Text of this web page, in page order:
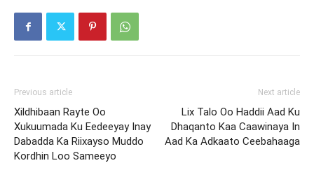
Previous article
Xildhibaan Rayte Oo
Xukuumada Ku Eedeeyay Inay
Dabadda Ka Riixayso Muddo
Kordhin Loo Sameeyo
Next article
Lix Talo Oo Haddii Aad Ku
Dhaqanto Kaa Caawinaya In
Aad Ka Adkaato Ceebahaaga